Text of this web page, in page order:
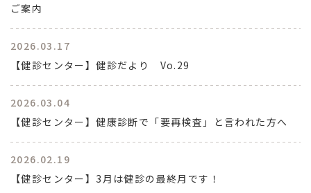
ご案内
2026.03.17
【健診センター】健診だより Vo.29
2026.03.04
【健診センター】健康診断で「要再検査」と言われた方へ
2026.02.19
【健診センター】3月は健診の最終月です！